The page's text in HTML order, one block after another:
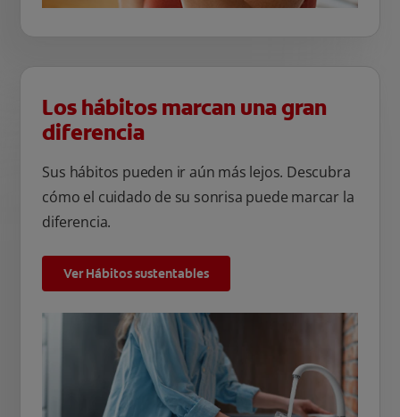
Los hábitos marcan una gran
diferencia
Sus hábitos pueden ir aún más lejos. Descubra
cómo el cuidado de su sonrisa puede marcar la
diferencia.
Ver Hábitos sustentables